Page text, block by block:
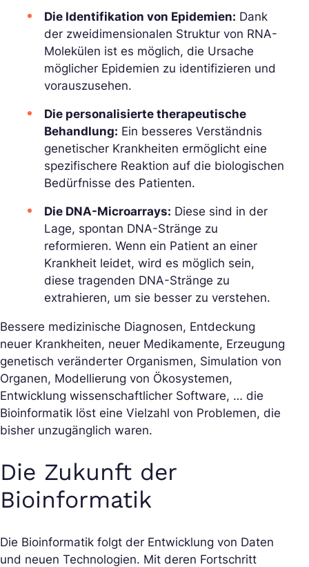
Die Identifikation von Epidemien: Dank
der zweidimensionalen Struktur von RNA-
Molekülen ist es möglich, die Ursache
möglicher Epidemien zu identifizieren und
vorauszusehen.
Die personalisierte therapeutische
Behandlung: Ein besseres Verständnis
genetischer Krankheiten ermöglicht eine
spezifischere Reaktion auf die biologischen
Bedürfnisse des Patienten.
Die DNA-Microarrays: Diese sind in der
Lage, spontan DNA-Stränge zu
reformieren. Wenn ein Patient an einer
Krankheit leidet, wird es möglich sein,
diese tragenden DNA-Stränge zu
extrahieren, um sie besser zu verstehen.
Bessere medizinische Diagnosen, Entdeckung
neuer Krankheiten, neuer Medikamente, Erzeugung
genetisch veränderter Organismen, Simulation von
Organen, Modellierung von Ökosystemen,
Entwicklung wissenschaftlicher Software, … die
Bioinformatik löst eine Vielzahl von Problemen, die
bisher unzugänglich waren.
Die Zukunft der
Bioinformatik
Die Bioinformatik folgt der Entwicklung von Daten
und neuen Technologien. Mit deren Fortschritt